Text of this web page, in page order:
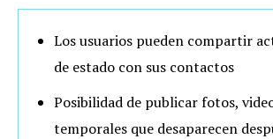
Los usuarios pueden compartir
de estado con sus contactos
Posibilidad de publicar fotos,
temporales que desaparecen